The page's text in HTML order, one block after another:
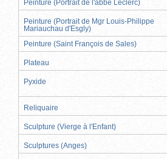
Peinture (Portrait de l'abbé Leclerc)
Peinture (Portrait de Mgr Louis-Philippe
Mariauchau d'Esgly)
Peinture (Saint François de Sales)
Plateau
Pyxide
Reliquaire
Sculpture (Vierge à l'Enfant)
Sculptures (Anges)